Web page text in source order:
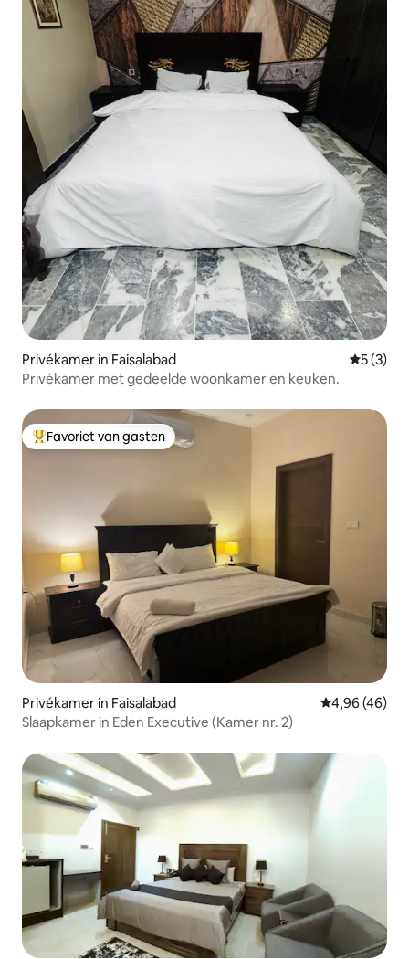
Privékamer in Faisalabad
5 (3)
Privékamer met gedeelde woonkamer en keuken.
Topfavoriet van gasten
Favoriet van gasten
Privékamer in Faisalabad Gemiddelde
4,96 (46)
Slaapkamer in Eden Executive (Kamer nr. 2)